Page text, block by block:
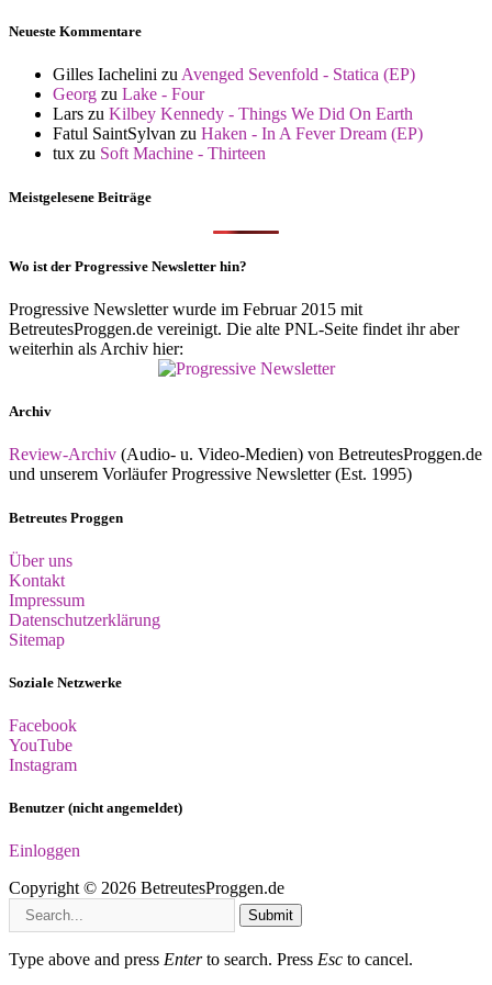
Neueste Kommentare
Gilles Iachelini zu Avenged Sevenfold - Statica (EP)
Georg zu Lake - Four
Lars zu Kilbey Kennedy - Things We Did On Earth
Fatul SaintSylvan zu Haken - In A Fever Dream (EP)
tux zu Soft Machine - Thirteen
Meistgelesene Beiträge
Wo ist der Progressive Newsletter hin?
Progressive Newsletter wurde im Februar 2015 mit
BetreutesProggen.de vereinigt. Die alte PNL-Seite findet ihr aber
weiterhin als Archiv hier:
Archiv
Review-Archiv (Audio- u. Video-Medien) von BetreutesProggen.de
und unserem Vorläufer Progressive Newsletter (Est. 1995)
Betreutes Proggen
Über uns
Kontakt
Impressum
Datenschutzerklärung
Sitemap
Soziale Netzwerke
Facebook
YouTube
Instagram
Benutzer (nicht angemeldet)
Einloggen
Copyright © 2026 BetreutesProggen.de
Submit
Type above and press Enterto search. Press Esc to cancel.